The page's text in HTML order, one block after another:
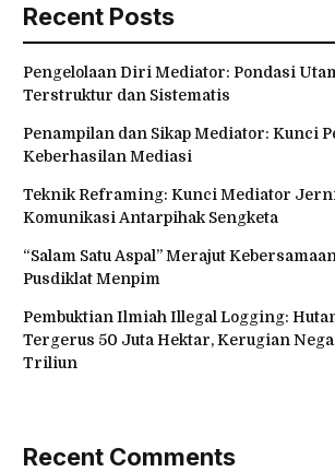
Recent Posts
Pengelolaan Diri Mediator: Pondasi
Terstruktur dan Sistematis
Penampilan dan Sikap Mediator: Kunci
Keberhasilan Mediasi
Teknik Reframing: Kunci Mediator
Komunikasi Antarpihak Sengketa
“Salam Satu Aspal” Merajut
Pusdiklat Menpim
Pembuktian Ilmiah Illegal Logging:
Tergerus 50 Juta Hektar, Kerugian
Triliun
Recent Comments